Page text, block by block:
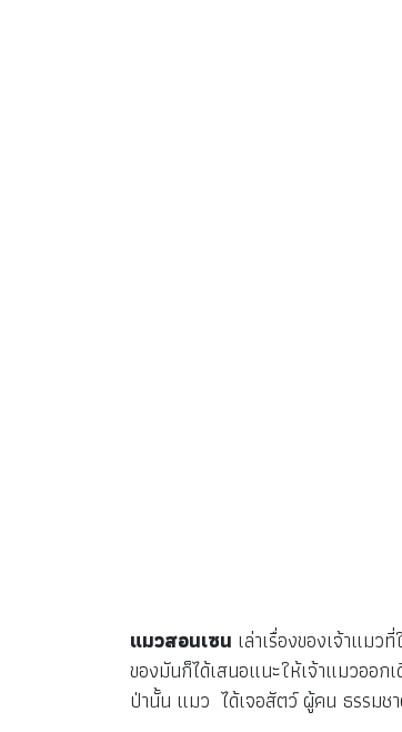
แมวสอนเซน เล่าเรื่องของเจ้าแม
ของมันก็ได้เสนอแนะให้เจ้าแมวออก
ป่านั้น แมว ได้เจอสัตว์ ผู้คน ธรรมช